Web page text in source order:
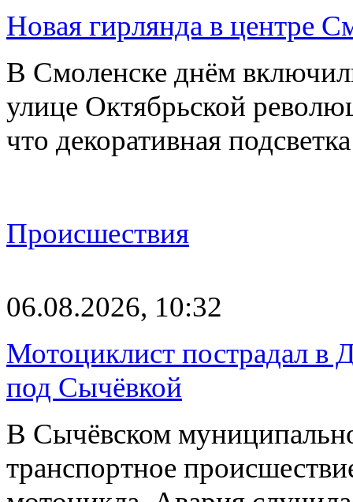
Новая гирлянда в центре
В Смоленске днём
улице Октябрьской
что декоративная
Происшествия
06.08.2026, 10:32
Мотоциклист пострадал в
под Сычёвкой
В Сычёвском
транспортное